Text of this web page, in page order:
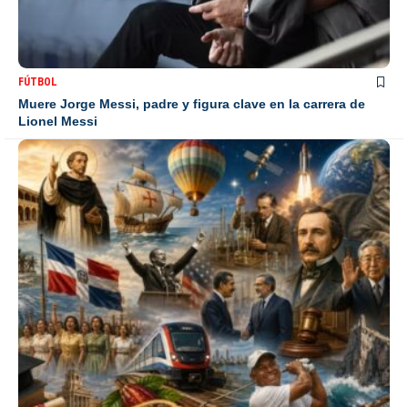
FÚTBOL
Muere Jorge Messi, padre y figura clave en la carrera de
Lionel Messi